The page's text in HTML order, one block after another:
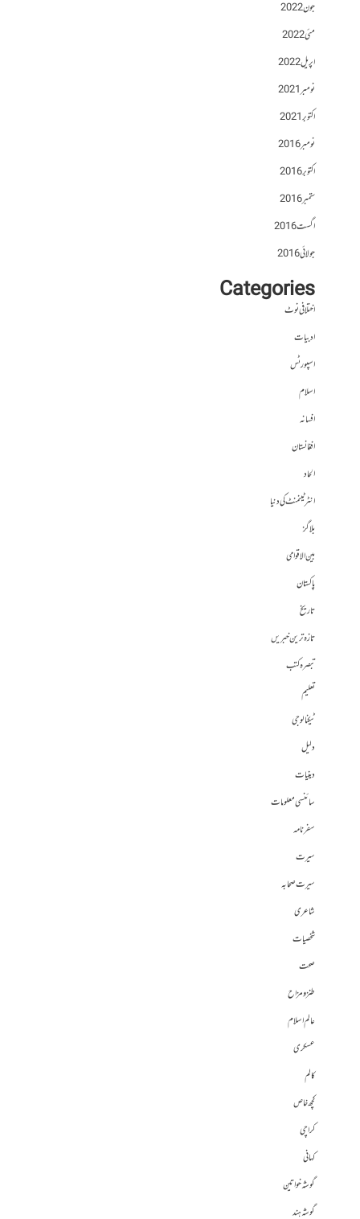
جون 2022
مئی 2022
اپریل 2022
نومبر 2021
اکتوبر 2021
نومبر 2016
اکتوبر 2016
ستمبر 2016
اگست 2016
جولائی 2016
Categories
اختلافی نوٹ
ادبیات
اسپورٹس
اسلام
افسانہ
افغانستان
الحاد
انٹرٹینمنٹ کی دنیا
بلاگز
بین الاقوامی
پاکستان
تاریخ
تازہ ترین خبریں
تبصرہ کتب
تعلیم
ٹیکنالوجی
دلیل
دینیات
سائنسی معلومات
سفرنامہ
سیرت
سیرت صحابہ
شاعری
شخصیات
صحت
طنز و مزاح
عالم اسلام
عسکری
کالم
کچھ خاص
کراچی
کہانی
گوشہ خواتین
گوشہ ہند